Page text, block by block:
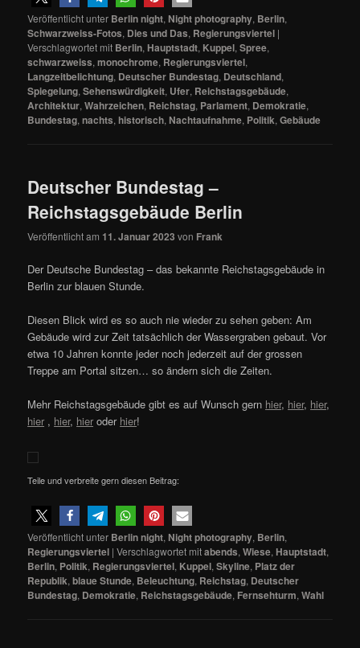
Veröffentlicht unter Berlin night, Night photography, Berlin,
Schwarzweiss-Fotos, Dies und Das, Regierungsviertel |
Verschlagwortet mit Berlin, Hauptstadt, Kuppel,Spree,
schwarzweiss,monochrome, Regierungsviertel,
Langzeitbelichtung, Deutscher Bundestag, Deutschland,
Spiegelung,Sehenswürdigkeit, Ufer, Reichstagsgebäude,
Architektur,Wahrzeichen, Reichstag, Parlament, Demokratie,
Bundestag,nachts,historisch, Nachtaufnahme, Politik,Gebäude
Deutscher Bundestag –
Reichstagsgebäude Berlin
Veröffentlicht am 11. Januar 2023 von Frank
Der Deutsche Bundestag – das bekannte Reichstagsgebäude in
Berlin zur blauen Stunde.
Diesen Blick wird es so auch nie wieder zu sehen geben: Am
Gebäude wird zur Zeit tatsächlich der Wassergraben gebaut. Vor
etwa 10 Jahren konnte jeder noch jederzeit auf der grossen
Treppe am Portal sitzen… so ändern sich die Zeiten.
Mehr Reichstagsgebäude gibt es auf Wunsch gern hier, hier, hier,
hier , hier, hier oder hier!
Teile und verbreite gern diesen Beitrag:
Veröffentlicht unter Berlin night, Night photography, Berlin,
Regierungsviertel |Verschlagwortet mitabends,Wiese, Hauptstadt,
Berlin, Politik, Regierungsviertel, Kuppel,Skyline, Platz der
Republik,blaue Stunde, Beleuchtung, Reichstag, Deutscher
Bundestag, Demokratie, Reichstagsgebäude, Fernsehturm,Wahl